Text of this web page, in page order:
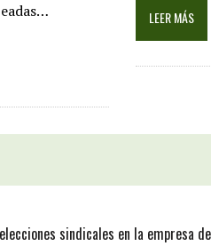
LEER MÁS
sindicales en la empresa